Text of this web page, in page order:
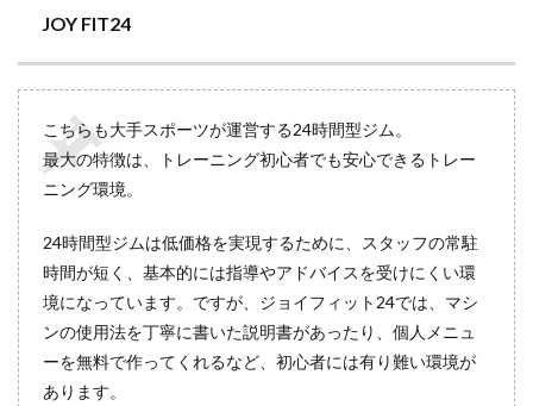
JOY FIT24
こちらも大手スポーツが運営する24時間型ジム。
最大の特徴は、トレーニング初心者でも安心できるトレー
ニング環境。
24時間型ジムは低価格を実現するために、スタッフの常駐
時間が短く、基本的には指導やアドバイスを受けにくい環
境になっています。ですが、ジョイフィット24では、マシ
ンの使用法を丁寧に書いた説明書があったり、個人メニュ
ーを無料で作ってくれるなど、初心者には有り難い環境が
あります。